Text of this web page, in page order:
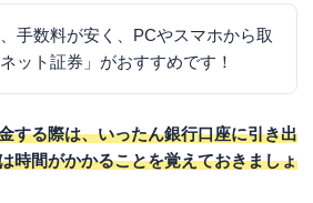
手数料が安く、PCやスマホから取
ット証券」がおすすめです！
する際は、いったん銀行口座に引き出
時間がかかることを覚えておきましょ